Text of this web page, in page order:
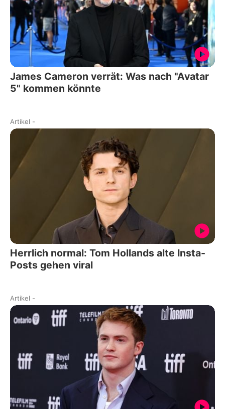
James Cameron verrät: Was nach "Avatar
5" kommen könnte
Artikel -
Herrlich normal: Tom Hollands alte Insta-
Posts gehen viral
Artikel -